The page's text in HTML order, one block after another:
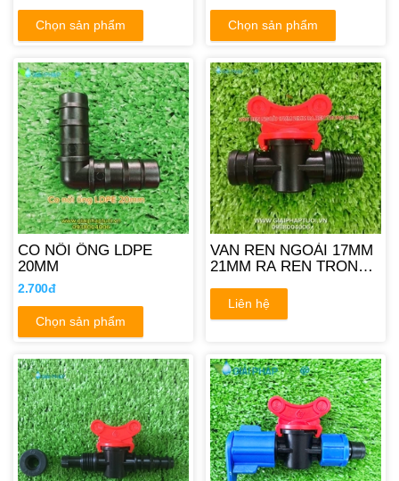
Chọn sản phẩm Chọn sản phẩm
CO NỐI ỐNG LDPE
20MM
2.700đ
Chọn sản phẩm
VAN REN NGOÀI 17MM
21MM RA REN TRONG
Liên hệ